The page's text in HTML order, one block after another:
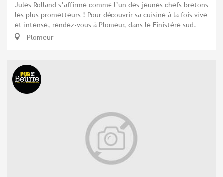
Jules Rolland s’affirme comme l’un des jeunes chefs bretons
les plus prometteurs ! Pour découvrir sa cuisine à la fois vive
et intense, rendez-vous à Plomeur, dans le Finistère sud.
Plomeur